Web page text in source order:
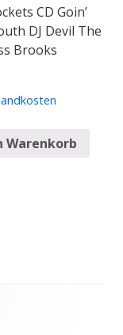
CD Goin’
DJ Devil The
Brooks
Warenkorb